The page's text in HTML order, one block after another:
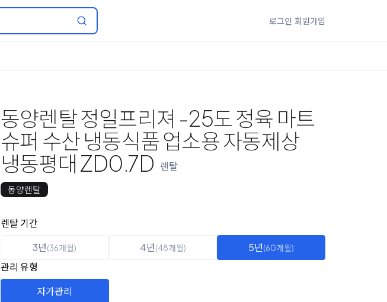
로그인 회원가입
동양렌탈 정일프리져 -25도 정육 마트
슈퍼 수산 냉동식품 업소용 자동제상
냉동평대 ZD0.7D 렌탈
동양렌탈
옵션 선택
렌탈 선택
렌탈 기간
3년(36개월) 4년(48개월) 5년(60개월)
관리 유형
자가관리